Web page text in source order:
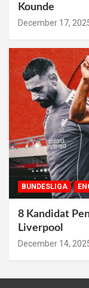
Kounde
December 17,
BUNDESLIGA
8 Kandidat
Liverpool
December 14,